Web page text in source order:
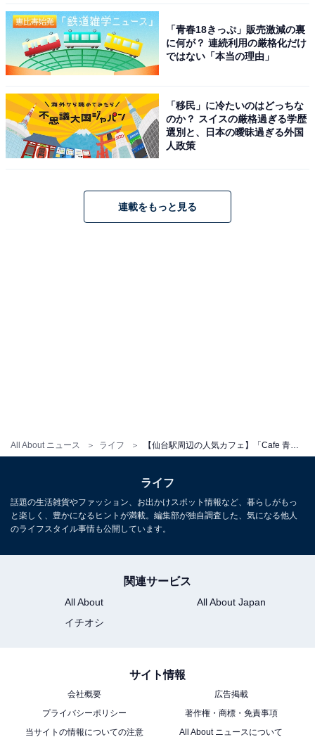
All About ニュース ライフ
所在地：宮城県仙台市青葉区中央2-1-27 ever-i中央ビル
5F
アクセス：JR「仙台駅」より徒歩約3分／JR仙石線「あ
おば通駅」より徒歩約2分
営業時間
月〜土：7:30〜23:00／日・祝：7:30〜21:00（グッドモ
定休日：1月1日
【宮城県】24時以降も営業！夜遅くでもリフレ
ッシュできる人気スパ・銭湯5選
「青春18きっぷ」販売激減の裏
に何が？ 連続利用の厳格化だけ
ではない「本当の理由」
「移民」に冷たいのはどっちな
のか？ スイスの厳格過ぎる学歴
選別と、日本の曖昧過ぎる外国
人政策
連載をもっと見る
ライフ
話題の生活雑貨やファッション、お出かけスポット情報など、暮らしがもっ
と楽しく、豊かになるヒントが満載。編集部が独自調査した、気になる他人
のライフスタイル事情も公開しています。
関連サービス
All About
All About Japan
イチオシ
サイト情報
会社概要
広告掲載
プライバシーポリシー
著作権・商標・免責事項
当サイトの情報についての注意
All About ニュースについて